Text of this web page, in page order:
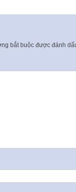
bắt buộc được đánh